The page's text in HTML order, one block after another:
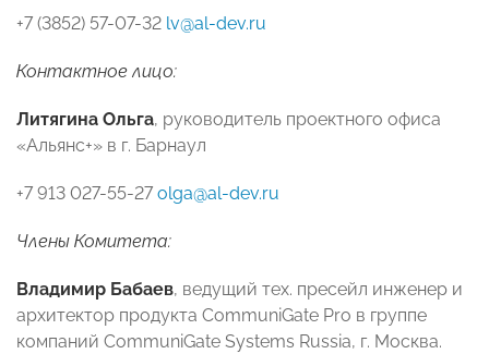
+7 (3852) 57-07-32 lv@al-dev.ru
Контактное лицо:
Литягина Ольга, руководитель проектного офиса
«Альянс+» в г. Барнаул
+7 913 027-55-27 olga@al-dev.ru
Члены Комитета:
Владимир Бабаев, ведущий тех. пресейл инженер и
архитектор продукта CommuniGate Pro в группе
компаний CommuniGate Systems Russia, г. Москва.